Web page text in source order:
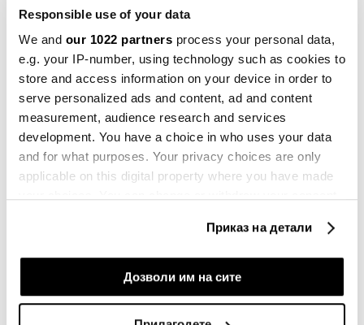
Responsible use of your data
We and our 1022 partners process your personal data,
e.g. your IP-number, using technology such as cookies to
store and access information on your device in order to
serve personalized ads and content, ad and content
measurement, audience research and services
development. You have a choice in who uses your data
and for what purposes. Your privacy choices are only
applicable on this digital property where you have made
If you allow, we would also like to:
Collect information about your geographical
Приказ на детали
Дозволи им на сите
Green